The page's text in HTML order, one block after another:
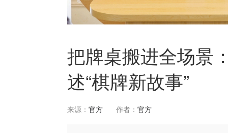
把牌桌搬进全场景
述“棋牌新故事”
来源： 官方 作者： 官方